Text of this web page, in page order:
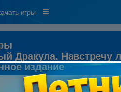
игры
Дракула. Навстречу
издание